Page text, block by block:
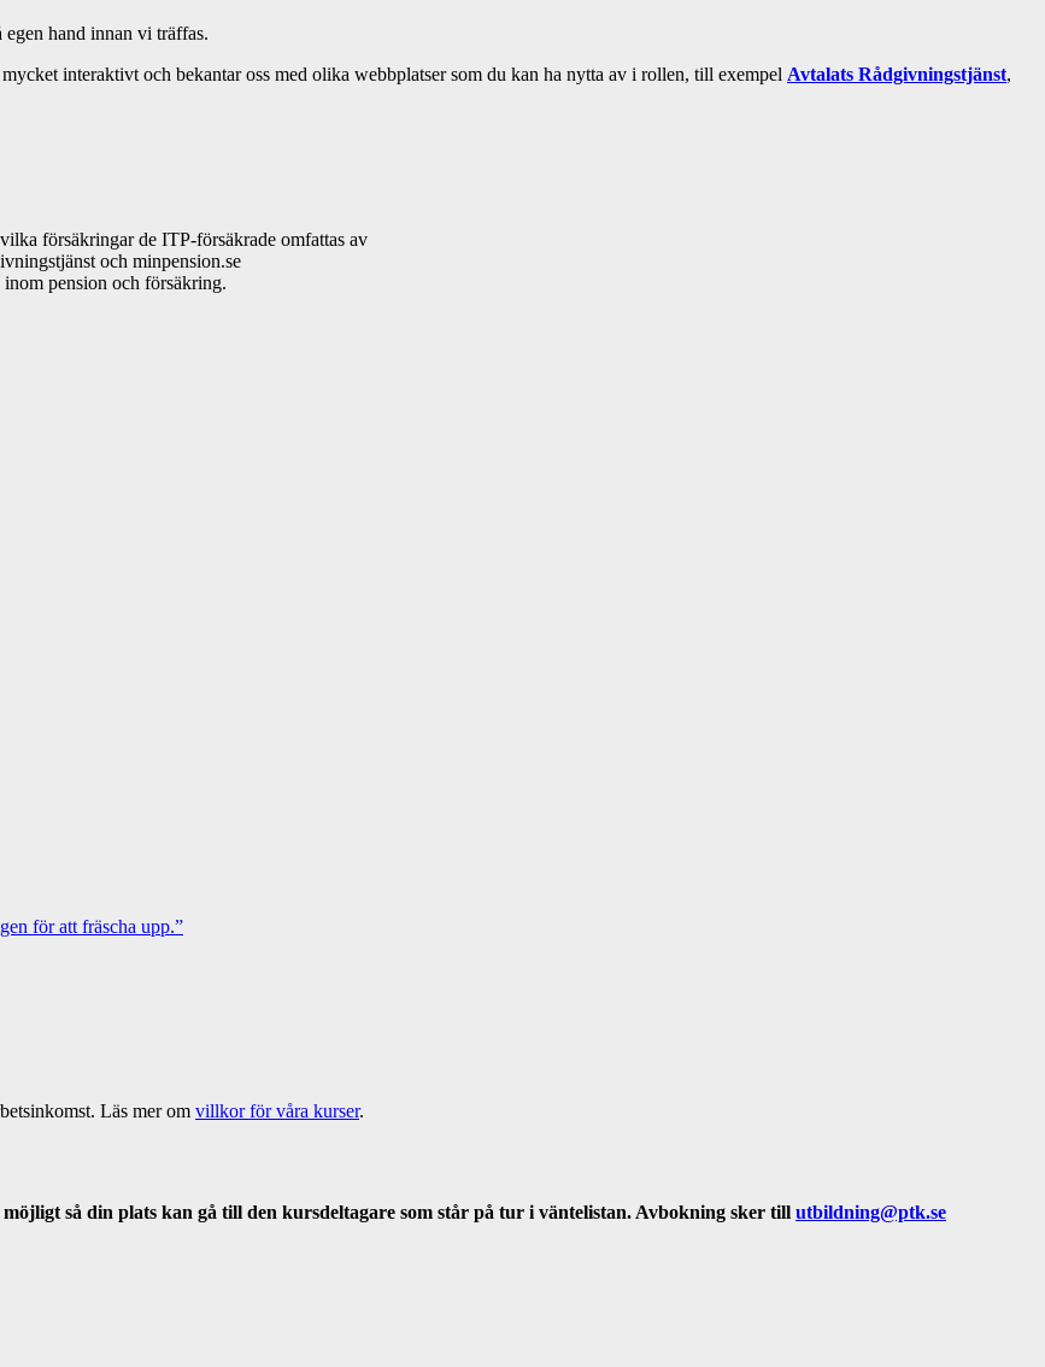
hand innan vi träffas.
interaktivt och bekantar oss med olika webbplatser som du kan ha nytta av i rollen, till exempel Avtalats Rådgivningstjänst,
försäkringar de ITP-försäkrade omfattas av
och minpension.se
pension och försäkring.
för att fräscha upp.”
Läs mer om villkor för våra kurser.
så din plats kan gå till den kursdeltagare som står på tur i väntelistan. Avbokning sker till utbildning@ptk.se